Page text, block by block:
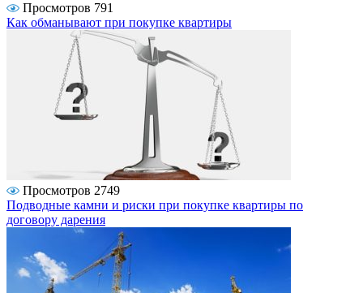
Просмотров 791
Как обманывают при покупке квартиры
Просмотров 2749
Подводные камни и риски при покупке квартиры по
договору дарения